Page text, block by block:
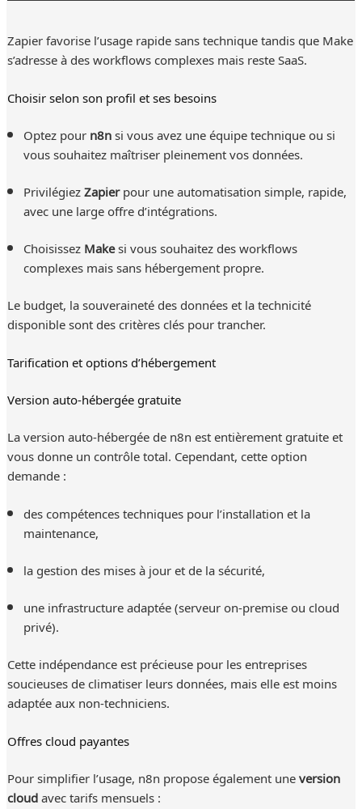
Zapier favorise l’usage rapide sans technique tandis que Make
s’adresse à des workflows complexes mais reste SaaS.
Choisir selon son profil et ses besoins
Optez pourn8nsi vous avez une équipe technique ou si
vous souhaitez maîtriser pleinement vos données.
PrivilégiezZapierpour une automatisation simple, rapide,
avec une large offre d’intégrations.
ChoisissezMakesi vous souhaitez des workflows
complexes mais sans hébergement propre.
Le budget, la souveraineté des données et la technicité
disponible sont des critères clés pour trancher.
Tarification et options d’hébergement
Version auto-hébergée gratuite
La version auto-hébergée de n8n est entièrement gratuite et
vous donne un contrôle total. Cependant, cette option
demande :
des compétences techniques pour l’installation et la
maintenance,
la gestion des mises à jour et de la sécurité,
une infrastructure adaptée (serveur on-premise ou cloud
privé).
Cette indépendance est précieuse pour les entreprises
soucieuses de climatiser leurs données, mais elle est moins
adaptée aux non-techniciens.
Offres cloud payantes
Pour simplifier l’usage, n8n propose également uneversion
cloudavec tarifs mensuels :